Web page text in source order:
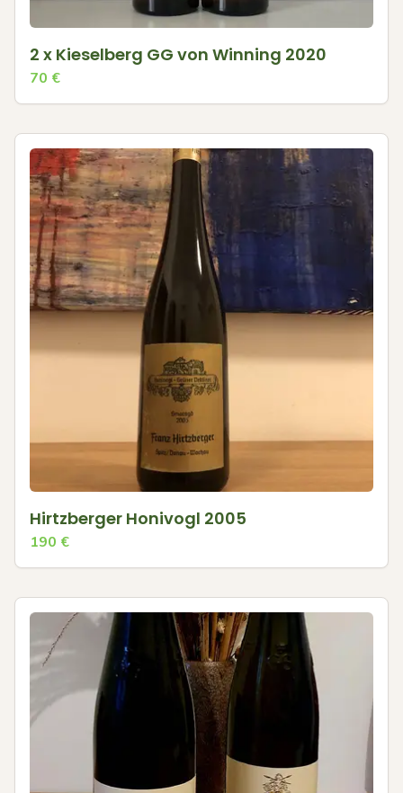
2 x Kieselberg GG von Winning 2020
70 €
Hirtzberger Honivogl 2005
190 €